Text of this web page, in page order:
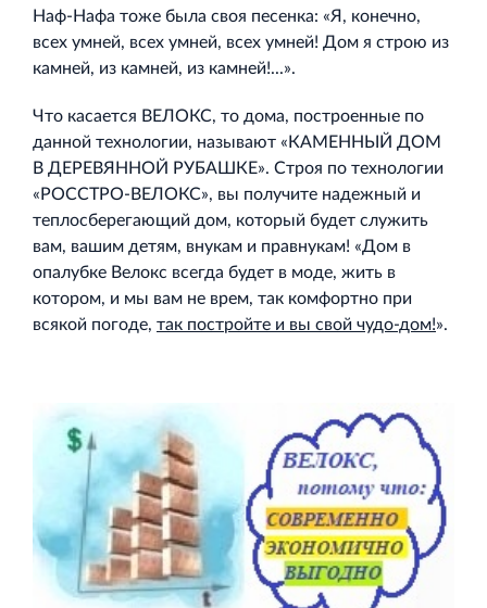
Наф-Нафа тоже была своя песенка: «Я, конечно,
всех умней, всех умней, всех умней! Дом я строю из
камней, из камней, из камней!...».
Что касается ВЕЛОКС, то дома, построенные по
данной технологии, называют «КАМЕННЫЙ ДОМ
В ДЕРЕВЯННОЙ РУБАШКЕ». Строя по технологии
«РОССТРО-ВЕЛОКС», вы получите надежный и
теплосберегающий дом, который будет служить
вам, вашим детям, внукам и правнукам! «Дом в
опалубке Велокс всегда будет в моде, жить в
котором, и мы вам не врем, так комфортно при
всякой погоде, так постройте и вы свой чудо-дом!».